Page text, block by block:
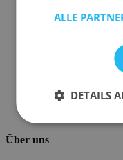
Stornieren oder
Pflegehinweise
Paswort Vergessen?
Über uns
ALLE
DETAILS